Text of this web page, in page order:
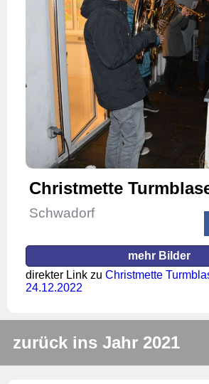
Christmette
Schwadorf
mehr Bilder
direkter Link zu Christmette
24.12.2022
zurück ins Jahr 2021